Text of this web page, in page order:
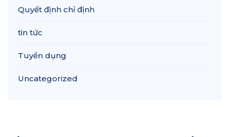
Quyết định chỉ định
tin tức
Tuyển dụng
Uncategorized